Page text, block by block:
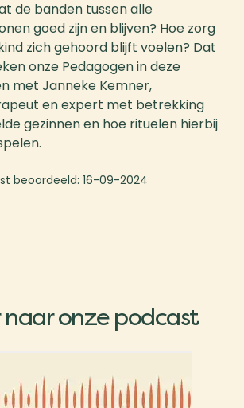
de banden tussen alle
goed zijn en blijven? Hoe zorg
zich gehoord blijft voelen? Dat
onze Pedagogen in deze
met Janneke Kemner,
en expert met betrekking
gezinnen en hoe rituelen hierbij
beoordeeld: 16-09-2024
naar onze podcast